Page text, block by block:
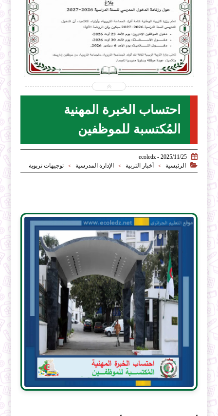
2026-07-31
ecoledz.net
احتساب الخبرة المهنية
المُكتسبة للموظفين

2025/11/25 - ecoledz

الرئيسية > أخبار التربية > الإدارة المدرسية > توجيهات تربوية